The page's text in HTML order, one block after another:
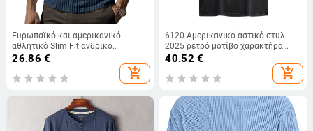
Ευρωπαϊκό και αμερικανικό
αθλητικό Slim Fit ανδρικό
κοντομάνικο μπλουζάκι
γυμναστικής εξωτερικού εμπορίου
με ελαστικό νήμα, μονόχρωμο
26.86 €
add_shopping_cart
6120 Αμερικανικό αστικό στυλ
2025 ρετρό μοτίβο χαρακτήρα
Ανδρική χαλαρή γραμμή
40.52 €
add_shopping_cart